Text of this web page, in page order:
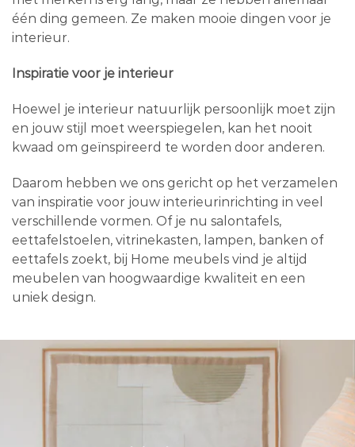
één ding gemeen. Ze maken mooie dingen voor je
interieur.
Inspiratie voor je interieur
Hoewel je interieur natuurlijk persoonlijk moet zijn
en jouw stijl moet weerspiegelen, kan het nooit
kwaad om geïnspireerd te worden door anderen.
Daarom hebben we ons gericht op het verzamelen
van inspiratie voor jouw interieurinrichting in veel
verschillende vormen. Of je nu salontafels,
eettafelstoelen, vitrinekasten, lampen, banken of
eettafels zoekt, bij Home meubels vind je altijd
meubelen van hoogwaardige kwaliteit en een
uniek design.